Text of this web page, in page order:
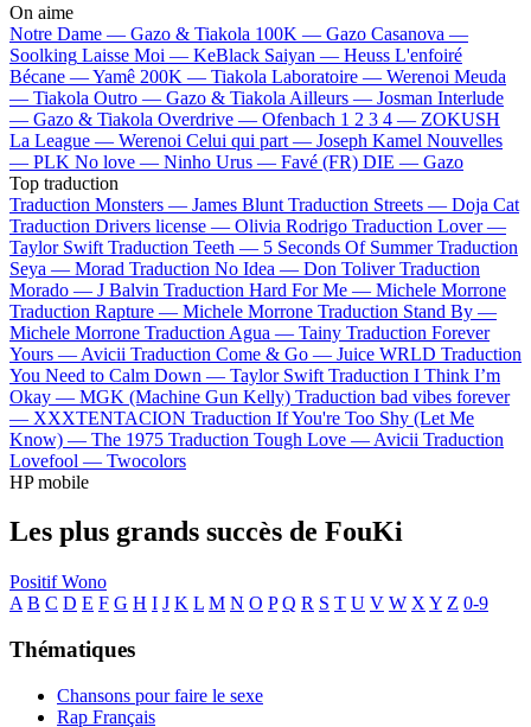
On aime
Notre Dame — Gazo & Tiakola 100K — Gazo Casanova —
Soolking Laisse Moi — KeBlack Saiyan — Heuss L'enfoiré
Bécane —Yamê 200K — Tiakola Laboratoire — Werenoi Meuda
— Tiakola Outro — Gazo & Tiakola Ailleurs — Josman Interlude
— Gazo & Tiakola Overdrive — Ofenbach 1 2 3 4 — ZOKUSH
La League — Werenoi Celui qui part — Joseph Kamel Nouvelles
— PLK No love — Ninho Urus — Favé (FR) DIE — Gazo
Top traduction
Traduction Monsters — James Blunt Traduction Streets — Doja Cat
Traduction Drivers license — Olivia Rodrigo Traduction Lover —
Taylor Swift Traduction Teeth — 5 Seconds Of Summer Traduction
Seya — Morad Traduction No Idea — Don Toliver Traduction
Morado — J Balvin Traduction Hard For Me — Michele Morrone
Traduction Rapture — Michele Morrone Traduction Stand By —
Michele Morrone Traduction Agua — Tainy Traduction Forever
Yours — Avicii Traduction Come & Go — Juice WRLD Traduction
You Need to Calm Down — Taylor Swift Traduction I Think I’m
Okay — MGK (Machine Gun Kelly) Traduction bad vibes forever
— XXXTENTACION Traduction If You're Too Shy (Let Me
Know) — The 1975 Traduction Tough Love — Avicii Traduction
Lovefool — Twocolors
HP mobile
Les plus grands succès de FouKi
PositifWono
A B C D E F G H I J K L M N O P Q R S T U V W X Y Z 0-9
Thématiques
Chansons pour faire le sexe
Rap Français